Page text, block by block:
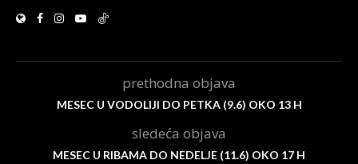
prethodna objava
MESEC U VODOLIJI DO PETKA (9.6) OKO 13 H
sledeća objava
MESEC U RIBAMA DO NEDELJE (11.6) OKO 17 H